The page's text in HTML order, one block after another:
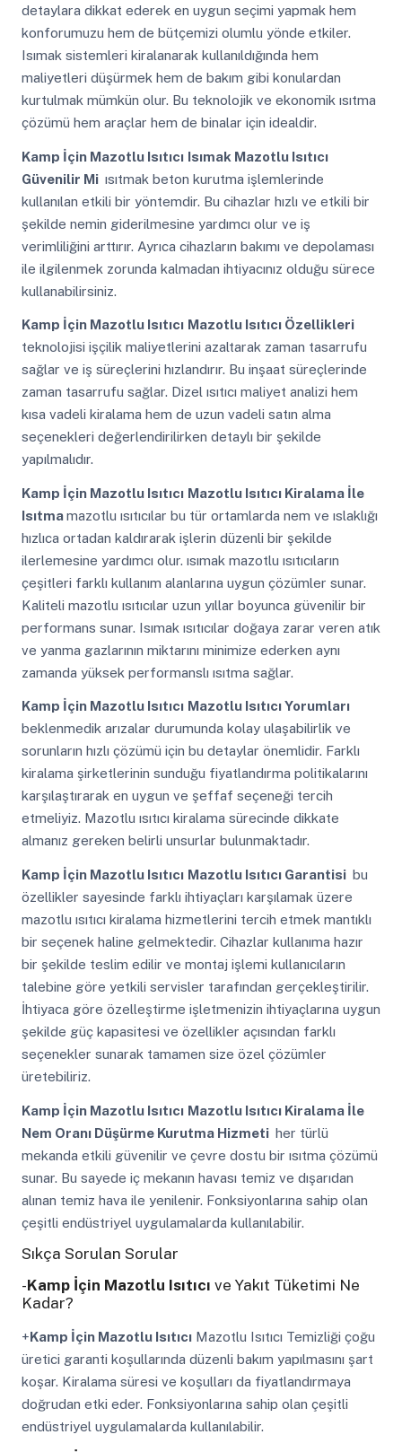
detaylara dikkat ederek en uygun seçimi yapmak hem
konforumuzu hem de bütçemizi olumlu yönde etkiler.
Isımak sistemleri kiralanarak kullanıldığında hem
maliyetleri düşürmek hem de bakım gibi konulardan
kurtulmak mümkün olur. Bu teknolojik ve ekonomik ısıtma
çözümü hem araçlar hem de binalar için idealdir.
Kamp İçin Mazotlu Isıtıcı Isımak Mazotlu Isıtıcı
Güvenilir Mi ısıtmak beton kurutma işlemlerinde
kullanılan etkili bir yöntemdir. Bu cihazlar hızlı ve etkili bir
şekilde nemin giderilmesine yardımcı olur ve iş
verimliliğini arttırır. Ayrıca cihazların bakımı ve depolaması
ile ilgilenmek zorunda kalmadan ihtiyacınız olduğu sürece
kullanabilirsiniz.
Kamp İçin Mazotlu Isıtıcı Mazotlu Isıtıcı Özellikleri
teknolojisi işçilik maliyetlerini azaltarak zaman tasarrufu
sağlar ve iş süreçlerini hızlandırır. Bu inşaat süreçlerinde
zaman tasarrufu sağlar. Dizel ısıtıcı maliyet analizi hem
kısa vadeli kiralama hem de uzun vadeli satın alma
seçenekleri değerlendirilirken detaylı bir şekilde
yapılmalıdır.
Kamp İçin Mazotlu Isıtıcı Mazotlu Isıtıcı Kiralama İle
Isıtmamazotlu ısıtıcılar bu tür ortamlarda nem ve ıslaklığı
hızlıca ortadan kaldırarak işlerin düzenli bir şekilde
ilerlemesine yardımcı olur. ısımak mazotlu ısıtıcıların
çeşitleri farklı kullanım alanlarına uygun çözümler sunar.
Kaliteli mazotlu ısıtıcılar uzun yıllar boyunca güvenilir bir
performans sunar. Isımak ısıtıcılar doğaya zarar veren atık
ve yanma gazlarının miktarını minimize ederken aynı
zamanda yüksek performanslı ısıtma sağlar.
Kamp İçin Mazotlu Isıtıcı Mazotlu Isıtıcı Yorumları
beklenmedik arızalar durumunda kolay ulaşabilirlik ve
sorunların hızlı çözümü için bu detaylar önemlidir. Farklı
kiralama şirketlerinin sunduğu fiyatlandırma politikalarını
karşılaştırarak en uygun ve şeffaf seçeneği tercih
etmeliyiz. Mazotlu ısıtıcı kiralama sürecinde dikkate
almanız gereken belirli unsurlar bulunmaktadır.
Kamp İçin Mazotlu Isıtıcı Mazotlu Isıtıcı Garantisi bu
özellikler sayesinde farklı ihtiyaçları karşılamak üzere
mazotlu ısıtıcı kiralama hizmetlerini tercih etmek mantıklı
bir seçenek haline gelmektedir. Cihazlar kullanıma hazır
bir şekilde teslim edilir ve montaj işlemi kullanıcıların
talebine göre yetkili servisler tarafından gerçekleştirilir.
İhtiyaca göre özelleştirme işletmenizin ihtiyaçlarına uygun
şekilde güç kapasitesi ve özellikler açısından farklı
seçenekler sunarak tamamen size özel çözümler
üretebiliriz.
Kamp İçin Mazotlu Isıtıcı Mazotlu Isıtıcı Kiralama İle
Nem Oranı Düşürme Kurutma Hizmeti her türlü
mekanda etkili güvenilir ve çevre dostu bir ısıtma çözümü
sunar. Bu sayede iç mekanın havası temiz ve dışarıdan
alınan temiz hava ile yenilenir. Fonksiyonlarına sahip olan
çeşitli endüstriyel uygulamalarda kullanılabilir.
Sıkça Sorulan Sorular
-Kamp İçin Mazotlu Isıtıcı ve Yakıt Tüketimi Ne
Kadar?
+Kamp İçin Mazotlu IsıtıcıMazotlu Isıtıcı Temizliği çoğu
üretici garanti koşullarında düzenli bakım yapılmasını şart
koşar. Kiralama süresi ve koşulları da fiyatlandırmaya
doğrudan etki eder. Fonksiyonlarına sahip olan çeşitli
endüstriyel uygulamalarda kullanılabilir.